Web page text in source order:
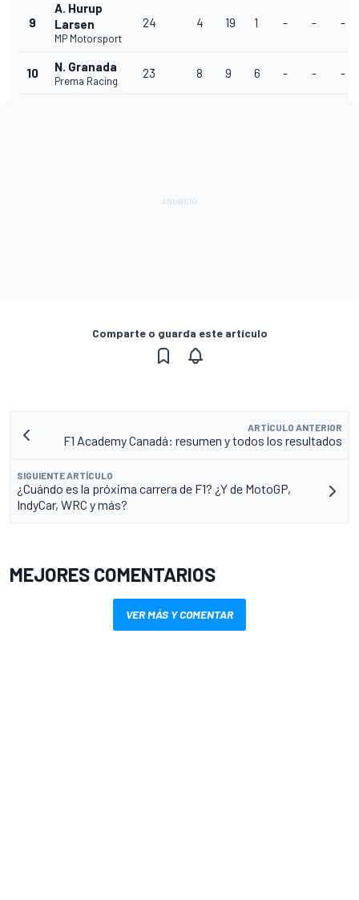
9
A. Hurup
Larsen
MP Motorsport
24 4 19 1 - - -
10 N. Granada
Prema Racing
23 8 9 6 - - -
Comparte o guarda este artículo
ARTÍCULO ANTERIOR
F1 Academy Canadá: resumen y todos los resultados
SIGUIENTE ARTÍCULO
¿Cuándo es la próxima carrera de F1? ¿Y de MotoGP,
IndyCar, WRC y más?
MEJORES COMENTARIOS
VER MÁS Y COMENTAR